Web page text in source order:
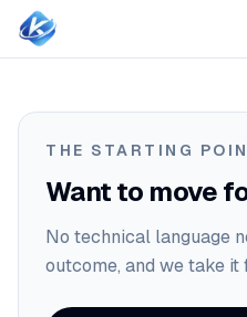
THE STARTING
Want to move
No technical language
outcome, and we take it